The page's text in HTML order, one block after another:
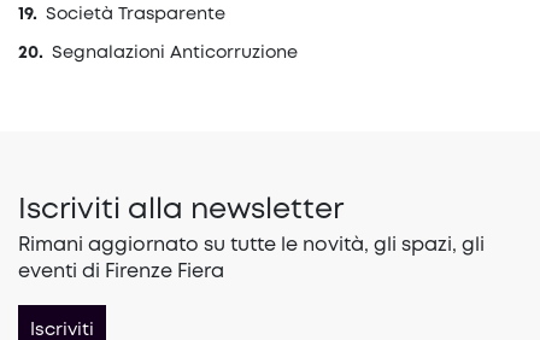
Società Trasparente
Segnalazioni Anticorruzione
Iscriviti alla newsletter
Rimani aggiornato su tutte le novità, gli spazi, gli
eventi di Firenze Fiera
Iscriviti